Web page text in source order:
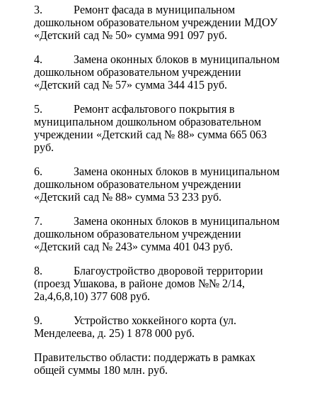
3. Ремонт фасада в муниципальном
дошкольном образовательном учреждении МДОУ
«Детский сад № 50» сумма 991 097 руб.
4. Замена оконных блоков в муниципальном
дошкольном образовательном учреждении
«Детский сад № 57» сумма 344 415 руб.
5. Ремонт асфальтового покрытия в
муниципальном дошкольном образовательном
учреждении «Детский сад № 88» сумма 665 063
руб.
6. Замена оконных блоков в муниципальном
дошкольном образовательном учреждении
«Детский сад № 88» сумма 53 233 руб.
7. Замена оконных блоков в муниципальном
дошкольном образовательном учреждении
«Детский сад № 243» сумма 401 043 руб.
8. Благоустройство дворовой территории
(проезд Ушакова, в районе домов №№ 2/14,
2а,4,6,8,10) 377 608 руб.
9. Устройство хоккейного корта (ул.
Менделеева, д. 25) 1 878 000 руб.
Правительство области: поддержать в рамках
общей суммы 180 млн. руб.